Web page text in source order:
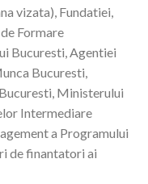
vizata), Fundatiei,
Formare
Bucuresti, Agentiei
Bucuresti,
Ministerului
Intermediare
a Programului
de finantatori ai